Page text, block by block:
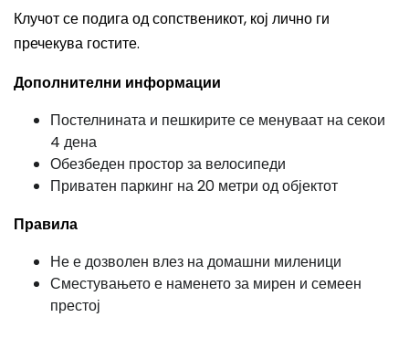
Клучот се подига од сопственикот, кој лично ги
пречекува гостите.
Дополнителни информации
Постелнината и пешкирите се менуваат на секои
4 дена
Обезбеден простор за велосипеди
Приватен паркинг на 20 метри од објектот
Правила
Не е дозволен влез на домашни миленици
Сместувањето е наменето за мирен и семеен
престој